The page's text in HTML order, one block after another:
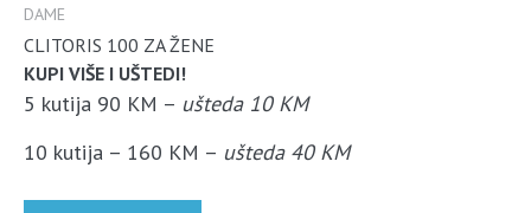
DAME
CLITORIS 100 ZA ŽENE
KUPI VIŠE I UŠTEDI!
5 kutija 90 KM – ušteda 10 KM
10 kutija – 160 KM – ušteda 40 KM